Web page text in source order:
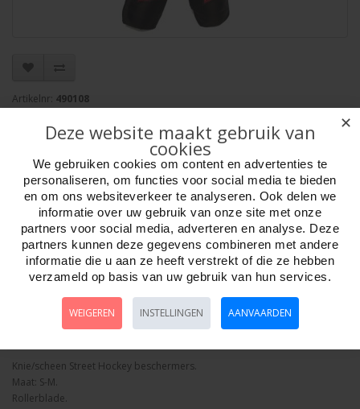
Artikelnr: 490108
Verpakkingseenheid: 10
Merk:HOT Sports + Toys
Aantal
Bestellen
Omschrijving Foto hoge resolutie Details
Knie/scheen Street Hockey beschermers.
Maat: S-M.
Rollerblade.
✕
Deze website maakt gebruik van
cookies
We gebruiken cookies om content en advertenties te
personaliseren, om functies voor social media te bieden
en om ons websiteverkeer te analyseren. Ook delen we
informatie over uw gebruik van onze site met onze
partners voor social media, adverteren en analyse. Deze
partners kunnen deze gegevens combineren met andere
informatie die u aan ze heeft verstrekt of die ze hebben
verzameld op basis van uw gebruik van hun services.
WEIGEREN INSTELLINGEN AANVAARDEN